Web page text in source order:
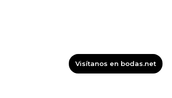
Visítanos en bodas.net